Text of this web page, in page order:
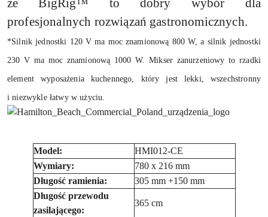
profesjonalnych rozwiązań gastronomicznych.
*Silnik jednostki 120 V ma moc znamionową 800 W, a silnik jednostki
230 V ma moc znamionową 1000 W. Mikser zanurzeniowy to rzadki
element wyposażenia kuchennego, który jest lekki, wszechstronny
i niezwykle łatwy w użyciu.
Model:
HMI012-CE
Wymiary:
780 x 216 mm
Długość ramienia:
305 mm +150 mm
Długość przewodu
zasilającego:
365 cm